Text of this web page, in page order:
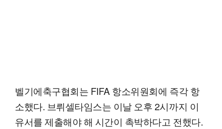
벨기에축구협회는 FIFA 항소위원회에 즉각 항
소했다. 브뤼셀타임스는 이날 오후 2시까지 이
유서를 제출해야 해 시간이 촉박하다고 전했다.